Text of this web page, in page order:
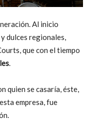
Al inicio
dulces regionales,
que con el tiempo
.
quien se casaría, éste,
empresa, fue